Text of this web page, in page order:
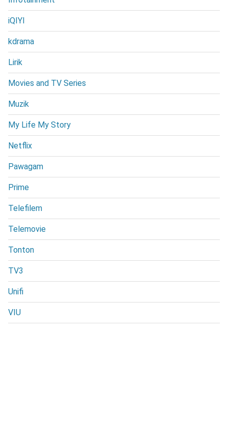
iQIYI
kdrama
Lirik
Movies and TV Series
Muzik
My Life My Story
Netflix
Pawagam
Prime
Telefilem
Telemovie
Tonton
TV3
Unifi
VIU